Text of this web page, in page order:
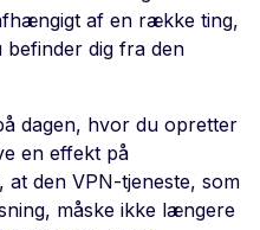
af en række ting,
dig fra den
dagen, hvor du opretter
en effekt på
at den VPN-tjeneste, som
måske ikke længere